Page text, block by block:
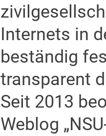
Internets in
beständig
transparent
Seit 2013
Weblog